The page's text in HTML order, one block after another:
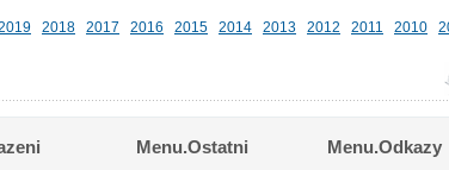
2018 2017 2016 2015 2014 2013 2012 2011 2010
Menu.Ostatni Menu.Odkazy